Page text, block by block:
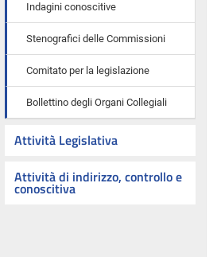
Indagini conoscitive
Stenografici delle Commissioni
Comitato per la legislazione
Bollettino degli Organi Collegiali
Attività Legislativa
Attività di indirizzo, controllo e
conoscitiva